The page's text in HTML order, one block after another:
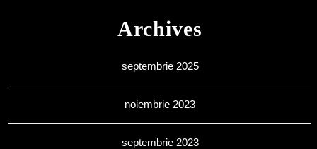
Archives
septembrie 2025
noiembrie 2023
septembrie 2023